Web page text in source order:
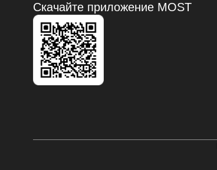
Скачайте приложение MOST